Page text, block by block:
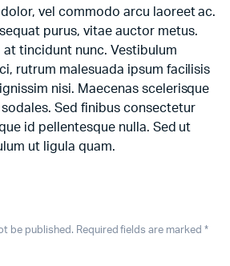
vel commodo arcu laoreet ac.
purus, vitae auctor metus.
at tincidunt nunc. Vestibulum
rutrum malesuada ipsum facilisis
nisi. Maecenas scelerisque
Sed finibus consectetur
id pellentesque nulla. Sed ut
ut ligula quam.
be published. Required fields are marked *